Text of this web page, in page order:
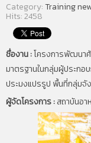
Category:Training
Hits: 2458
ชื่องาน :โครงการพัฒนา
มาตรฐานในกลุ่มผู้ประก
ประมงแปรรูป พื้นที่กลุ่มจั
ผู้จัดโครงการ :สถาบันอา